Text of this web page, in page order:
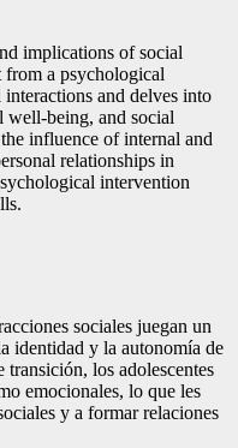
implications of social
from a psychological
and delves into
well-being, and social
influence of internal and
relationships in
intervention
sociales juegan un
identidad y la autonomía de
los adolescentes
emocionales, lo que les
y a formar relaciones